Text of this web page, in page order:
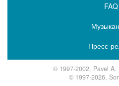
FAQ
Пресс-
© 1997-2002, Pavel A.
© 1997-2026,